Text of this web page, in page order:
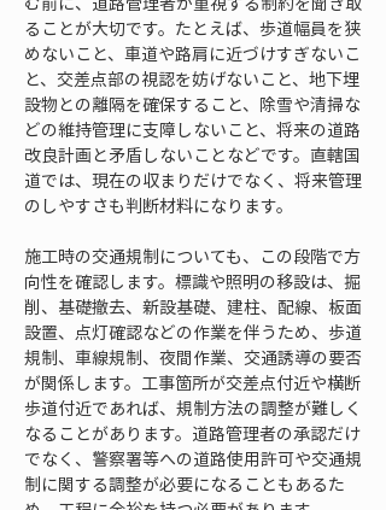
ることが大切です。たとえば、歩道幅員を狭
めないこと、車道や路肩に近づけすぎないこ
と、交差点部の視認を妨げないこと、地下埋
設物との離隔を確保すること、除雪や清掃な
どの維持管理に支障しないこと、将来の道路
改良計画と矛盾しないことなどです。直轄国
道では、現在の収まりだけでなく、将来管理
のしやすさも判断材料になります。
施工時の交通規制についても、この段階で方
向性を確認します。標識や照明の移設は、掘
削、基礎撤去、新設基礎、建柱、配線、板面
設置、点灯確認などの作業を伴うため、歩道
規制、車線規制、夜間作業、交通誘導の要否
が関係します。工事箇所が交差点付近や横断
歩道付近であれば、規制方法の調整が難しく
なることがあります。道路管理者の承認だけ
でなく、警察署等への道路使用許可や交通規
制に関する調整が必要になることもあるた